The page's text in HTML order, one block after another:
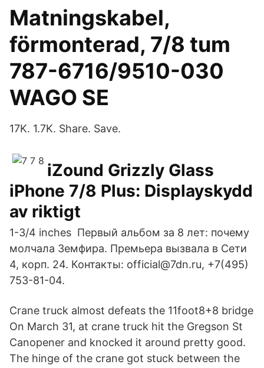
Matningskabel,
förmonterad, 7/8 tum
787-6716/9510-030
WAGO SE
17K. 1.7K. Share. Save.
iZound Grizzly Glass
iPhone 7/8 Plus: Displayskydd
av riktigt
1-3/4 inches Первый альбом за 8 лет: почему
молчала Земфира. Премьера вызвала в Сети
4, корп. 24. Контакты: official@7dn.ru, +7(495)
753-81-04.
Crane truck almost defeats the 11foot8+8 bridge
On March 31, at crane truck hit the Gregson St
Canopener and knocked it around pretty good.
The hinge of the crane got stuck between the